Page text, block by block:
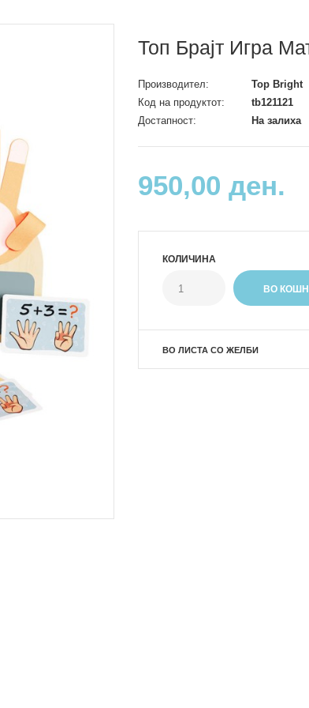
Топ Брајт Игра
Производител:
Top Bright
Код на продуктот:
tb121121
Достапност:
На залиха
950,00 ден.
КОЛИЧИНА
ВО ЛИСТА СО ЖЕЛБИ